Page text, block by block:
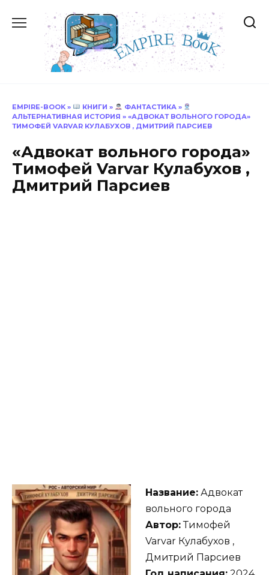
содержанию
EMPIRE-BOOK » КНИГИ » ФАНТАСТИКА»
АЛЬТЕРНАТИВНАЯ ИСТОРИЯ » «АДВОКАТ ВОЛЬНОГО ГОРОДА»
ТИМОФЕЙ VARVAR КУЛАБУХОВ , ДМИТРИЙ ПАРСИЕВ
«Адвокат вольного города»
Тимофей Varvar Кулабухов ,
Дмитрий Парсиев
Название: Адвокат
вольного города
Автор:Тимофей
Varvar Кулабухов ,
Дмитрий Парсиев